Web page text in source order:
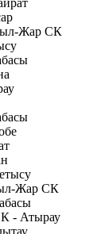
Жар СК
Жар СК
- Атырау